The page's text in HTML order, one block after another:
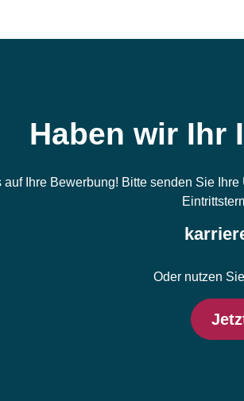
Haben wir Ihr
auf Ihre Bewerbung! Bitte senden Sie
Oder nutzen